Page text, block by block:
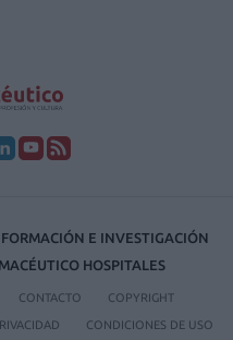
FORMACIÓN E INVESTIGACIÓN
HOSPITALES
CONTACTO COPYRIGHT
CONDICIONES DE USO